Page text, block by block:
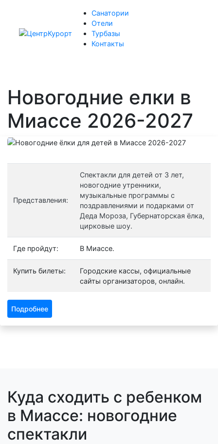
Санатории
Отели
Турбазы
Контакты
Новогодние елки в
Миассе 2026-2027
Представления:
Спектакли для детей от 3 лет,
новогодние утренники,
музыкальные программы с
поздравлениями и подарками от
Деда Мороза, Губернаторская ёлка,
цирковые шоу.
Где пройдут: В Миассе.
Купить билеты:
Городские кассы, официальные
сайты организаторов, онлайн.
Подробнее
Куда сходить с ребенком
в Миассе: новогодние
спектакли